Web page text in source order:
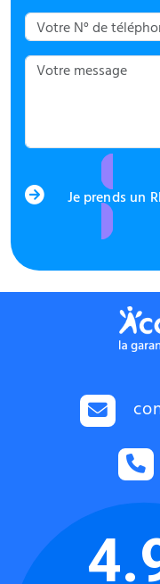
Je prends un